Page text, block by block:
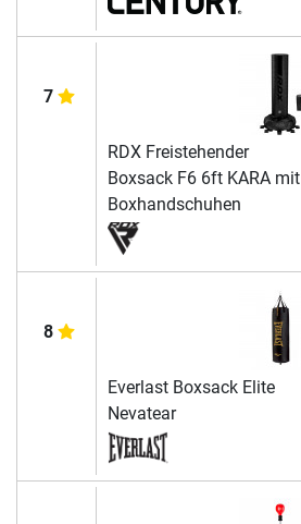
7
RDX Freistehender
Boxsack F6 6ft KARA mit
Boxhandschuhen
8
Everlast Boxsack Elite
Nevatear